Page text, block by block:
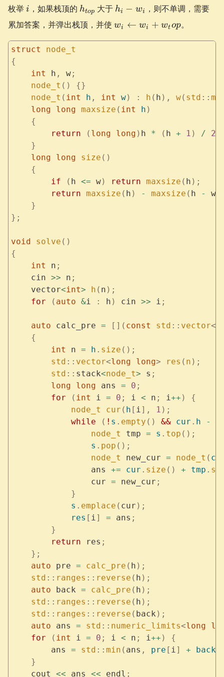
枚举i
i ，如果栈顶的 h_{top}
htop 大于 h_i
w_i
hi − wi
，则不单调，需要
累加答案，并弹出栈顶，并使 w_i
wi ← wi + wtop。
struct node_t
{
    int
h , w;
    node_t
()
{}
    node_t
( int h , int w) : h ( h ), w( std ::
    long
long maxsize ( int h )
    {
        return
( long long ) h * ( h + 1 ) / 2
    }
    long
long size ()
    {
        if
( h <= w) return maxsize ( h );
        return
maxsize ( h ) - maxsize ( h - w
    }
};
void solve ()
{
    int
n ;
    cin
>> n ;
    vector
<int> h ( n );
    for
( auto &i : h ) cin >> i ;
    auto
calc_pre = []( const std :: vector<
    {
        int
n = h . size ();
        std
:: vector<long long> res ( n );
        std
:: stack<node_t> s ;
        long
long ans = 0 ;
        for
( int i = 0 ; i < n ; i++ )
{
            node_t
cur ( h [ i], 1 );
            while
( ! s . empty () && cur . h -
                node_t
tmp = s . top ();
                s
. pop ();
                node_t
new_cur = node_t (
                ans
+= cur . size () + tmp .
                cur
= new_cur ;
            }
            s
. emplace ( cur );
            res
[ i] = ans ;
        }
        return
res ;
    };
    auto
pre = calc_pre ( h );
    std
:: ranges :: reverse ( h );
    auto
back = calc_pre ( h );
    std
:: ranges :: reverse ( h );
    std
:: ranges :: reverse ( back );
    auto
ans = std :: numeric_limits<long
    for
( int i = 0 ; i < n ; i++ )
{
        ans
= std :: min ( ans , pre [ i] + back
    }
    cout
<< ans << endl ;